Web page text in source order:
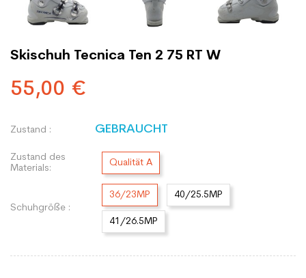
Skischuh Tecnica Ten 2 75 RT W
55,00 €
Zustand : GEBRAUCHT
Zustand des
Materials:
Qualität A
Schuhgröße :
36/23MP 40/25.5MP
41/26.5MP